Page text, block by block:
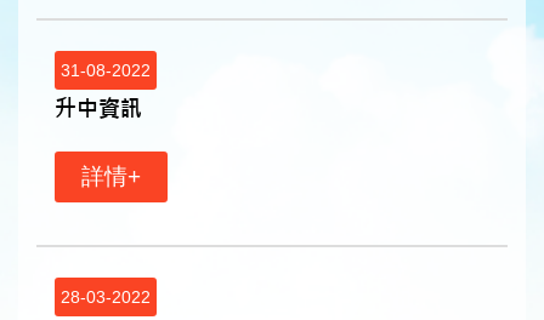
31-08-2022
升中資訊
詳情+
28-03-2022